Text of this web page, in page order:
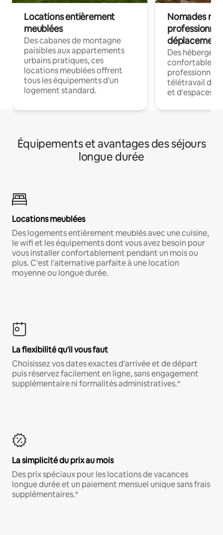
Locations entièrement
meublées
Des cabanes de montagne
paisibles aux appartements
urbains pratiques, ces
locations meublées offrent
tous les équipements d'un
logement standard.
Nomades
déplacement
Des
confortables
professionnels
télétravail
et d'espaces
Équipements et avantages des séjours
longue durée
Locations meublées
Des logements entièrement meublés avec une cuisine,
le wifi et les équipements dont vous avez besoin pour
vous installer confortablement pendant un mois ou
plus. C'est l'alternative parfaite à une location
moyenne ou longue durée.
La flexibilité qu'il vous faut
Choisissez vos dates exactes d'arrivée et de départ
puis réservez facilement en ligne, sans engagement
supplémentaire ni formalités administratives.*
La simplicité du prix au mois
Des prix spéciaux pour les locations de vacances
longue durée et un paiement mensuel unique sans frais
supplémentaires.*